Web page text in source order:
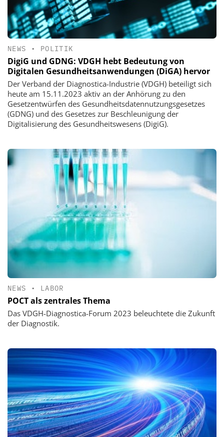
NEWS • POLITIK
DigiG und GDNG: VDGH hebt Bedeutung von
Digitalen Gesundheitsanwendungen (DiGA) hervor
Der Verband der Diagnostica-Industrie (VDGH) beteiligt sich
heute am 15.11.2023 aktiv an der Anhörung zu den
Gesetzentwürfen des Gesundheitsdatennutzungsgesetzes
(GDNG) und des Gesetzes zur Beschleunigung der
Digitalisierung des Gesundheitswesens (DigiG).
NEWS • LABOR
POCT als zentrales Thema
Das VDGH-Diagnostica-Forum 2023 beleuchtete die Zukunft
der Diagnostik.